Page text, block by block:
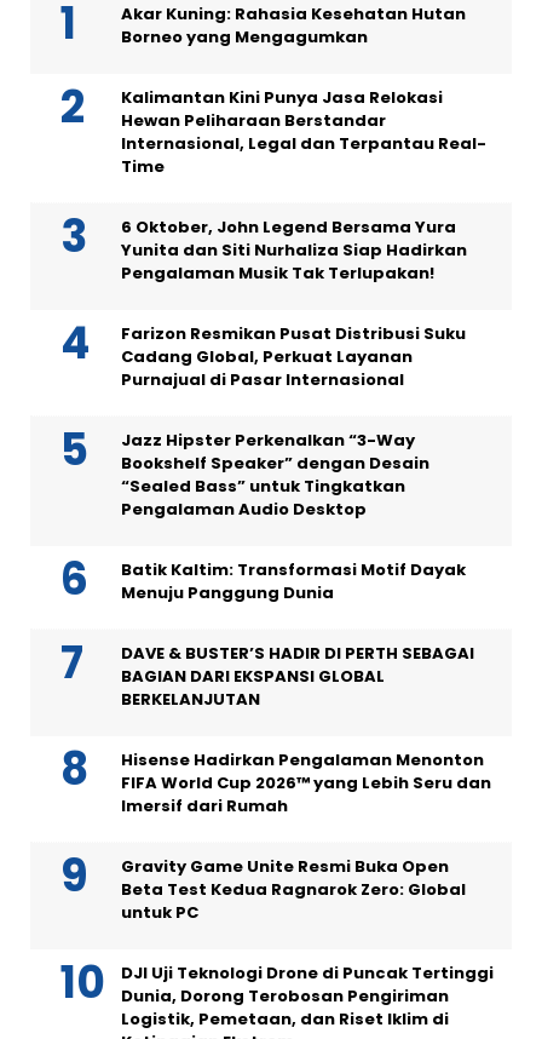
Akar Kuning: Rahasia Kesehatan Hutan
Borneo yang Mengagumkan
Kalimantan Kini Punya Jasa Relokasi
Hewan Peliharaan Berstandar
Internasional, Legal dan Terpantau Real-
Time
6 Oktober, John Legend Bersama Yura
Yunita dan Siti Nurhaliza Siap Hadirkan
Pengalaman Musik Tak Terlupakan!
Farizon Resmikan Pusat Distribusi Suku
Cadang Global, Perkuat Layanan
Purnajual di Pasar Internasional
Jazz Hipster Perkenalkan “3-Way
Bookshelf Speaker” dengan Desain
“Sealed Bass” untuk Tingkatkan
Pengalaman Audio Desktop
Batik Kaltim: Transformasi Motif Dayak
Menuju Panggung Dunia
DAVE & BUSTER’S HADIR DI PERTH SEBAGAI
BAGIAN DARI EKSPANSI GLOBAL
BERKELANJUTAN
Hisense Hadirkan Pengalaman Menonton
FIFA World Cup 2026™ yang Lebih Seru dan
Imersif dari Rumah
Gravity Game Unite Resmi Buka Open
Beta Test Kedua Ragnarok Zero: Global
untuk PC
DJI Uji Teknologi Drone di Puncak Tertinggi
Dunia, Dorong Terobosan Pengiriman
Logistik, Pemetaan, dan Riset Iklim di